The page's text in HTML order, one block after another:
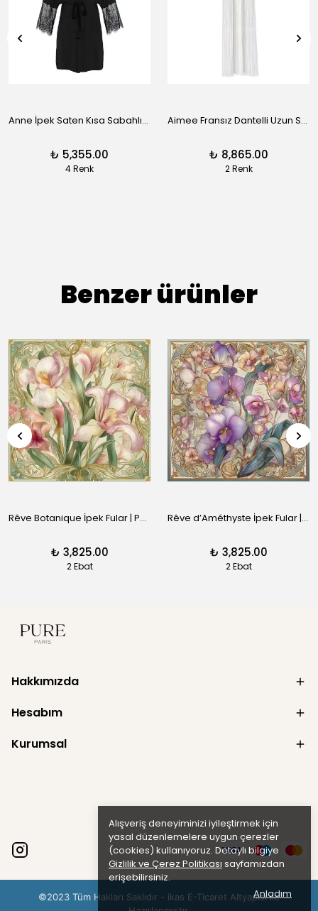
Alışveriş deneyiminizi iyileştirmek için
yasal düzenlemelere uygun çerezler
(cookies) kullanıyoruz. Detaylı bilgiye
Gizlilik ve Çerez Politikası sayfamızdan
erişebilirsiniz.
Anladım
Anne İpek Saten Kısa Sabahlık - Siyah
₺ 5,355.00
4 Renk
Aimee Fransız Dantelli Uzun Sabahlık - Siyah
₺ 8,865.00
2 Renk
Benzer ürünler
Rêve Botanique İpek Fular | Pure Paris
₺ 3,825.00
2 Ebat
Rêve d’Améthyste İpek Fular | Pure Paris
₺ 3,825.00
2 Ebat
Hakkımızda
Hesabım
Kurumsal
©2023 Tüm Hakları Saklıdır - ikas E-Ticaret Altyapısı ile